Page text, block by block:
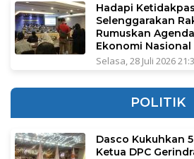
Hadapi
Selenggarakan
Rumuskan
Ekonomi Nasional
Selasa, 28 Juli 2026
POLITIK
Dasco Kukuhkan
Ketua DPC